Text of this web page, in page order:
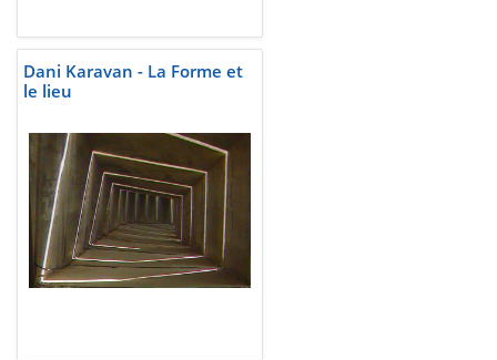
Dani Karavan - La Forme et
le lieu